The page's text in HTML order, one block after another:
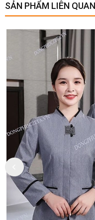
SẢN PHẨM LIÊN QUAN